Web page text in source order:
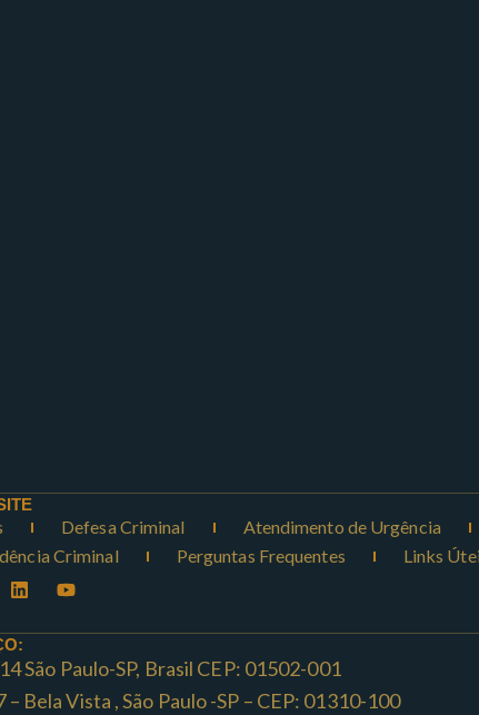
Defesa Criminal Atendimento de Urgência
Criminal Perguntas Frequentes Links
São Paulo-SP, Brasil CEP: 01502-001
Bela Vista , São Paulo -SP – CEP: 01310-100